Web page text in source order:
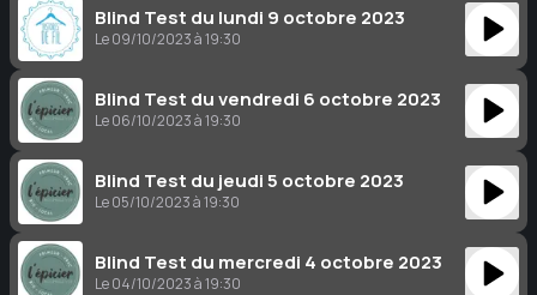
Blind Test du lundi 9 octobre 2023
Le 09/10/2023 à 19:30
Blind Test du vendredi 6 octobre 2023
Le 06/10/2023 à 19:30
Blind Test du jeudi 5 octobre 2023
Le 05/10/2023 à 19:30
Blind Test du mercredi 4 octobre 2023
Le 04/10/2023 à 19:30